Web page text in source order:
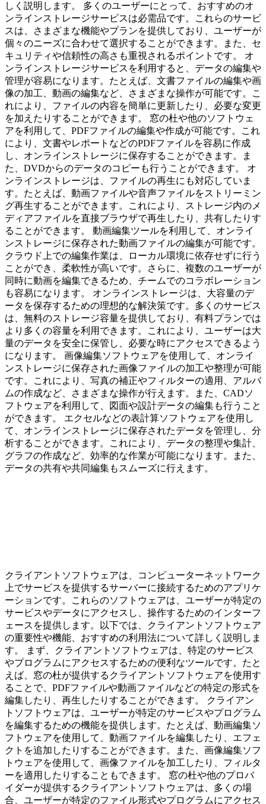
しく説明します。 多くのユーザーにとって、おすすめのオ
ンラインストレージサービスは必需品です。これらのサービ
スは、さまざまな機能やプランを提供しており、ユーザーが
個々のニーズに合わせて選択することができます。また、セ
キュリティや信頼性の高さも重視されるポイントです。 オ
ンラインストレージサービスを利用すると、データの編集や
管理が容易になります。たとえば、文書ファイルの編集や画
像の加工、動画の編集など、さまざまな操作が可能です。こ
れにより、ファイルの内容を簡単に更新したり、必要な変更
を加えたりすることができます。 窓の杜や他のソフトウェ
アを利用して、PDFファイルの編集や作成が可能です。これ
により、文書やレポートなどのPDFファイルを容易に作成
し、オンラインストレージに保存することができます。ま
た、DVDからのデータのコピーも行うことができます。 オ
ンラインストレージは、ファイルの再生にも対応していま
す。たとえば、動画ファイルや音声ファイルをストリーミン
グ再生することができます。これにより、ストレージ内のメ
ディアファイルを直接ブラウザで再生したり、共有したりす
ることができます。 動画編集ツールを利用して、オンライ
ンストレージに保存された動画ファイルの編集が可能です。
クラウド上での編集作業は、ローカル環境に依存せずに行う
ことができ、柔軟性が高いです。さらに、複数のユーザーが
同時に動画を編集できるため、チームでのコラボレーション
も容易になります。 オンラインストレージは、大容量のデ
ータを保存するための理想的な解決策です。多くのサービス
は、無料のストレージ容量を提供しており、有料プランでは
より多くの容量を利用できます。これにより、ユーザーは大
量のデータを安全に保管し、必要な時にアクセスできるよう
になります。 画像編集ソフトウェアを使用して、オンライ
ンストレージに保存された画像ファイルの加工や整理が可能
です。これにより、写真の補正やフィルターの適用、アルバ
ムの作成など、さまざまな操作が行えます。また、CADソ
フトウェアを利用して、図面や設計データの編集も行うこと
ができます。 エクセルなどの表計算ソフトウェアを使用し
て、オンラインストレージに保存されたデータを管理し、分
析することができます。これにより、データの整理や集計、
グラフの作成など、効率的な作業が可能になります。また、
データの共有や共同編集もスムーズに行えます。
クライアントソフトウェアは、コンピューターネットワーク
上でサービスを提供するサーバーに接続するためのアプリケ
ーションです。これらのソフトウェアは、ユーザーが特定の
サービスやデータにアクセスし、操作するためのインターフ
ェースを提供します。以下では、クライアントソフトウェア
の重要性や機能、おすすめの利用法について詳しく説明しま
す。 まず、クライアントソフトウェアは、特定のサービス
やプログラムにアクセスするための便利なツールです。たと
えば、窓の杜が提供するクライアントソフトウェアを使用す
ることで、PDFファイルや動画ファイルなどの特定の形式を
編集したり、再生したりすることができます。 クライアン
トソフトウェアは、ユーザーが特定のサービスやプログラム
を編集するための機能を提供します。たとえば、動画編集ソ
フトウェアを使用して、動画ファイルを編集したり、エフェ
クトを追加したりすることができます。また、画像編集ソフ
トウェアを使用して、画像ファイルを加工したり、フィルタ
ーを適用したりすることもできます。 窓の杜や他のプロバ
イダーが提供するクライアントソフトウェアは、多くの場
合、ユーザーが特定のファイル形式やプログラムにアクセス